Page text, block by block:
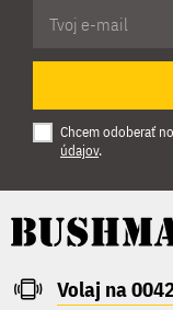
Chcem odoberať
údajov.
Volaj na